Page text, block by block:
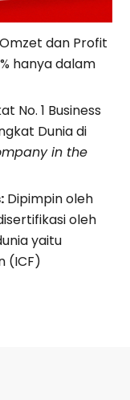
dan Profit
hanya dalam
No. 1 Business
Dunia di
in the
Dipimpin oleh
oleh
yaitu
(ICF)